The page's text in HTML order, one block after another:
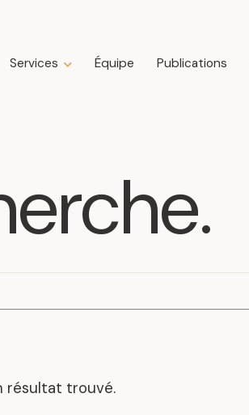
Services Équipe Publications
Droit fiscal
Droit immobilier
Mandats représentatifs
.
résultat trouvé.